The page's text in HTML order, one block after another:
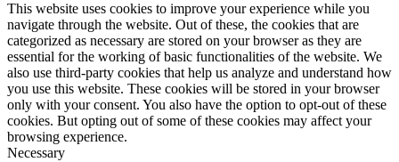
This website uses cookies to improve your experience while you
navigate through the website. Out of these, the cookies that are
categorized as necessary are stored on your browser as they are
essential for the working of basic functionalities of the website. We
also use third-party cookies that help us analyze and understand how
you use this website. These cookies will be stored in your browser
only with your consent. You also have the option to opt-out of these
cookies. But opting out of some of these cookies may affect your
browsing experience.
Necessary